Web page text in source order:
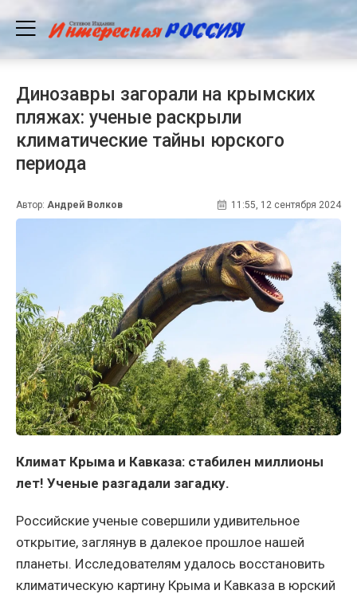
Динозавры загорали на крымских
пляжах: ученые раскрыли
климатические тайны юрского
периода
Автор: Андрей Волков 11:55, 12 сентября 2024
Климат Крыма и Кавказа: стабилен миллионы
лет! Ученые разгадали загадку.
Российские ученые совершили удивительное
открытие, заглянув в далекое прошлое нашей
планеты. Исследователям удалось восстановить
климатическую картину Крыма и Кавказа в юрский